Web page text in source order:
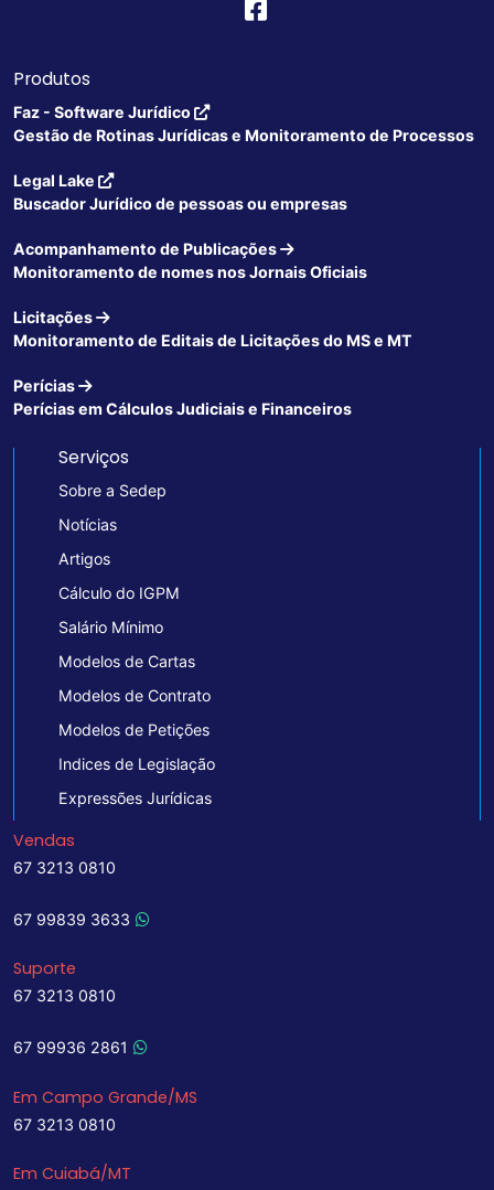
Produtos
Faz - Software Jurídico
Gestão de Rotinas Jurídicas e Monitoramento de Processos
Legal Lake
Buscador Jurídico de pessoas ou empresas
Acompanhamento de Publicações
Monitoramento de nomes nos Jornais Oficiais
Licitações
Monitoramento de Editais de Licitações do MS e MT
Perícias
Perícias em Cálculos Judiciais e Financeiros
Serviços
Sobre a Sedep
Notícias
Artigos
Cálculo do IGPM
Salário Mínimo
Modelos de Cartas
Modelos de Contrato
Modelos de Petições
Indices de Legislação
Expressões Jurídicas
Vendas
67 3213 0810
67 99839 3633
Suporte
67 3213 0810
67 99936 2861
Em Campo Grande/MS
67 3213 0810
Em Cuiabá/MT